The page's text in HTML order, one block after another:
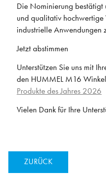
Die Nominierung bestätigt
und qualitativ hochwertige
industrielle Anwendungen
Jetzt abstimmen
Unterstützen Sie uns mit
den HUMMEL M16
Produkte des Jahres 2026
Vielen Dank für Ihre
ZURÜCK